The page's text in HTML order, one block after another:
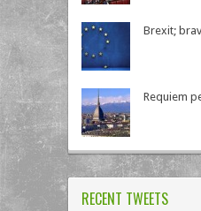
Brexit;
Requiem
RECENT TWEETS